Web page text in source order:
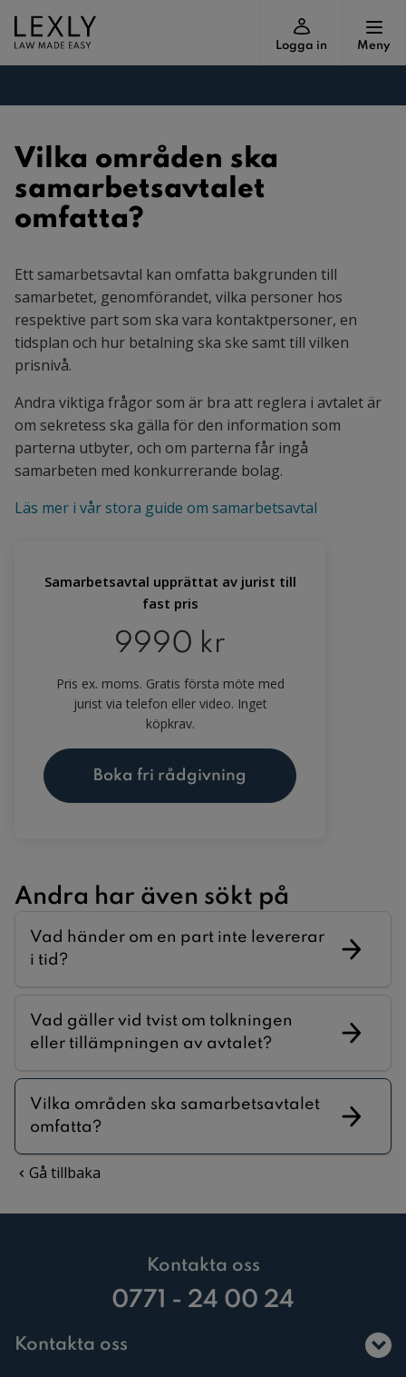
Logga in Meny
Vilka områden ska
samarbetsavtalet
omfatta?
Ett samarbetsavtal kan omfatta bakgrunden till
samarbetet, genomförandet, vilka personer hos
respektive part som ska vara kontaktpersoner, en
tidsplan och hur betalning ska ske samt till vilken
prisnivå.
Andra viktiga frågor som är bra att reglera i avtalet är
om sekretess ska gälla för den information som
parterna utbyter, och om parterna får ingå
samarbeten med konkurrerande bolag.
Läs mer i vår stora guide om samarbetsavtal
Samarbetsavtal upprättat av jurist till
fast pris
9990 kr
Pris ex. moms. Gratis första möte med
jurist via telefon eller video. Inget
köpkrav.
Boka fri rådgivning
Andra har även sökt på
Vad händer om en part inte levererar
i tid?
Vad gäller vid tvist om tolkningen
eller tillämpningen av avtalet?
Vilka områden ska samarbetsavtalet
omfatta?
Gå tillbaka
Kontakta oss
0771 - 24 00 24
Kontakta oss